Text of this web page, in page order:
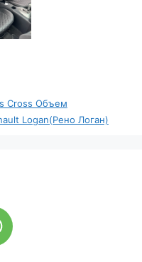
Cross Объем
Logan(Рено Логан)